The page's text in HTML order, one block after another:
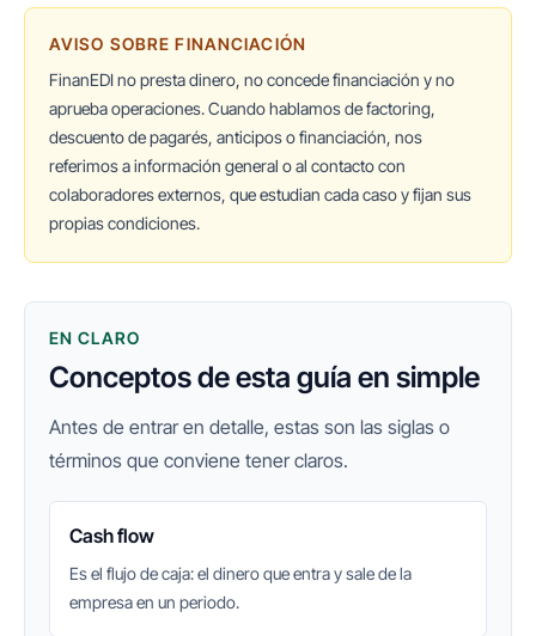
AVISO SOBRE FINANCIACIÓN
FinanEDI no presta dinero, no concede financiación y no
aprueba operaciones. Cuando hablamos de factoring,
descuento de pagarés, anticipos o financiación, nos
referimos a información general o al contacto con
colaboradores externos, que estudian cada caso y fijan sus
propias condiciones.
EN CLARO
Conceptos de esta guía en simple
Antes de entrar en detalle, estas son las siglas o
términos que conviene tener claros.
Cash flow
Es el flujo de caja: el dinero que entra y sale de la
empresa en un periodo.